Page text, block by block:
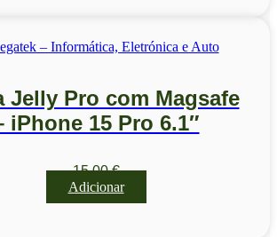
Jelly Pro com Magsafe
iPhone 15 Pro 6.1″
15,00€
Adicionar